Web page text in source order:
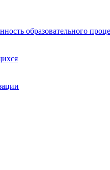
образовательного